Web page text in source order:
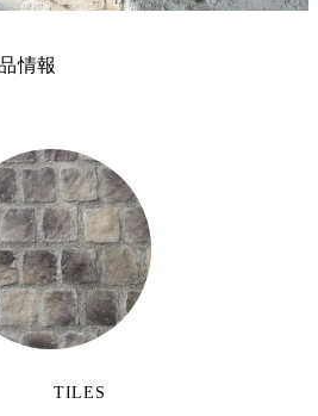
情報
TILES